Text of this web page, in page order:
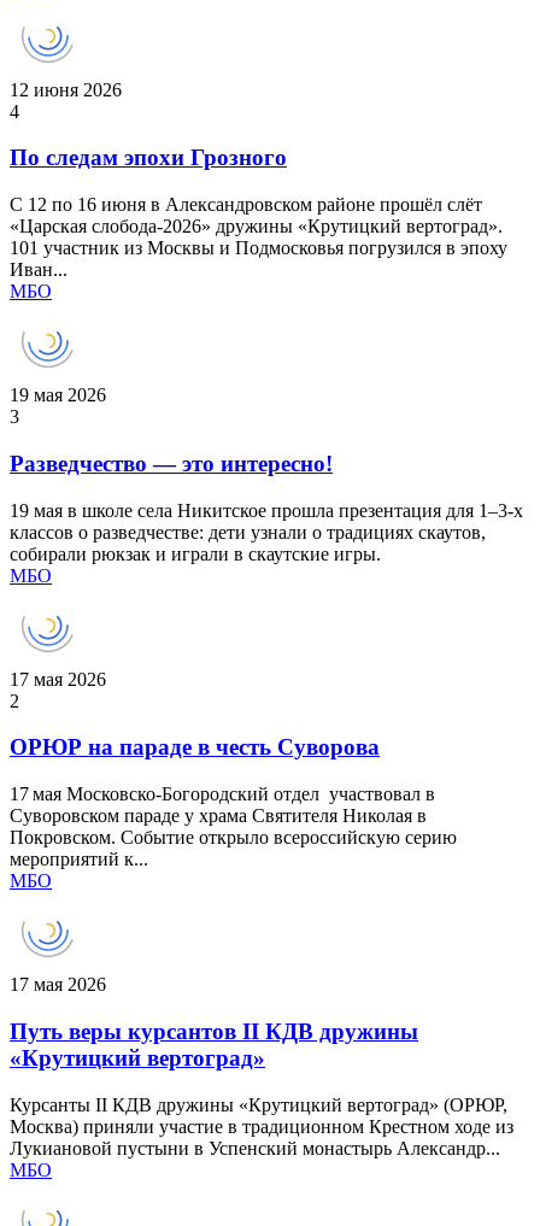
12 июня 2026
4
По следам эпохи Грозного
С 12 по 16 июня в Александровском районе прошёл слёт
«Царская слобода‑2026» дружины «Крутицкий вертоград».
101 участник из Москвы и Подмосковья погрузился в эпоху
Иван...
МБО
19 мая 2026
3
Разведчество — это интересно!
19 мая в школе села Никитское прошла презентация для 1–3‑х
классов о разведчестве: дети узнали о традициях скаутов,
собирали рюкзак и играли в скаутские игры.
МБО
17 мая 2026
2
ОРЮР на параде в честь Суворова
17 мая Московско-Богородский отдел участвовал в
Суворовском параде у храма Святителя Николая в
Покровском. Событие открыло всероссийскую серию
мероприятий к...
МБО
17 мая 2026
Путь веры курсантов II КДВ дружины
«Крутицкий вертоград»
Курсанты II КДВ дружины «Крутицкий вертоград» (ОРЮР,
Москва) приняли участие в традиционном Крестном ходе из
Лукиановой пустыни в Успенский монастырь Александр...
МБО